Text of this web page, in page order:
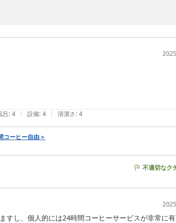
ただき誠にありがとうございます。
ームをおこなっております。大規模な修繕に関しま
ごゆっくりお休みいただけますように日々サービス
呂: 4 | 設備: 4 | 清潔さ: 4
ーヒー自由＞
不適切なク
し、個人的には24時間コーヒーサービスが非常に